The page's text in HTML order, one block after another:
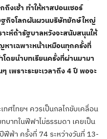
ถึงเช้า ทำให้หาสปอนเซอร์
กิจโลกผันผวนบริษัทยักษ์ใหญ่
ะห์ถ้ารัฐบาลหวังจะสนับสนุนให้
หาเฉพาะหน้าเหมือนทุกครั้งที่
ดยนำบทเรียนครั้งที่ผ่านมามา
เพราะระยะเวลาถึง 4 ปี พอจะ
ศไทยฯ ควรเป็นกลไกขับเคลื่อน
บาทในฟีฟาไม่ธรรมดา เคยเป็น
ฟีฟ่า ครั้งที่ 74 ระหว่างวันที่ 13-